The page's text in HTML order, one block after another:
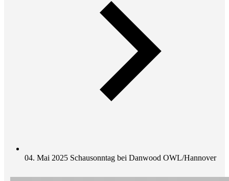
04. Mai 2025 Schausonntag bei Danwood OWL/Hannover